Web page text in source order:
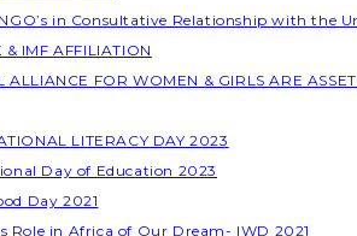
in Consultative Relationship with the
IMF AFFILIATION
ALLIANCE FOR WOMEN & GIRLS ARE
LITERACY DAY 2023
Day of Education 2023
Day 2021
Role in Africa of Our Dream- IWD 2021